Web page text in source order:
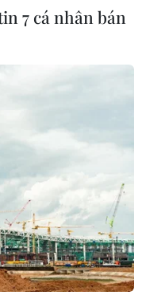
đội
7 cá nhân bán